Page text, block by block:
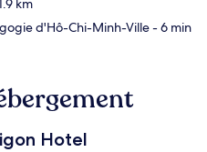
km
d'Hô-Chi-Minh-Ville- 6 min
Hotel